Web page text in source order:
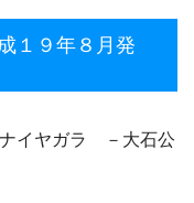
１９年８月発
イヤガラ －大石公